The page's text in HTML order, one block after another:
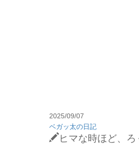
2025/09/07
ベガッ太の日記
ヒマな時ほど、ろ